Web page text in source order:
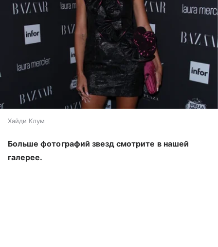
Хайди Клум
Больше фотографий звезд смотрите в нашей
галерее.